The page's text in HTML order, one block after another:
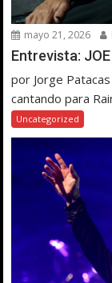
mayo 21, 2026
Entrevista: JOE
por Jorge
cantando para
Uncategorized